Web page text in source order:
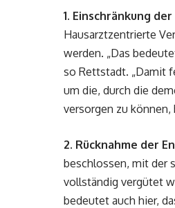
1. Einschränkung
Hausarztzentrierte
werden. „Das
so Rettstadt. „Damit
um die, durch die
versorgen zu
2. Rücknahme der
beschlossen, mit der
vollständig vergütet
bedeutet auch hier,